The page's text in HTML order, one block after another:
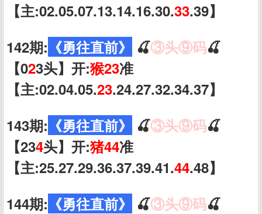
【主:02.05.07.13.14.16.30.33.39】
142期: 《勇往直前》 🍒③头⑨码🍒
【023头】开:猴23准
【主:02.04.05.23.24.27.32.34.37】
143期: 《勇往直前》 🍒③头⑨码🍒
【234头】开:猪44准
【主:25.27.29.36.37.39.41.44.48】
144期: 《勇往直前》 🍒③头⑨码🍒